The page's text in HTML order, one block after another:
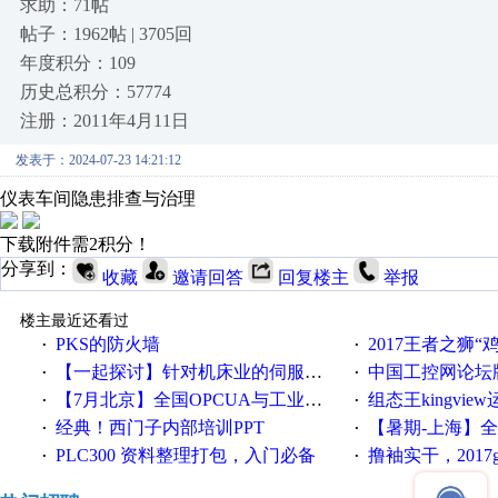
求助：71帖
帖子：1962帖 | 3705回
年度积分：109
历史总积分：57774
注册：2011年4月11日
发表于：2024-07-23 14:21:12
仪表车间隐患排查与治理
下载附件需2积分！
分享到：
收藏 邀请回答 回复楼主 举报
楼主最近还看过
· PKS的防火墙 · 2017王者之狮“鸡”情签到
· 【一起探讨】针对机床业的伺服系统发展，您的期望是什么？ · 中国工控网论坛版
· 【7月北京】全国OPCUA与工业互联技术培训班通知！ · 组态王kingview
· 经典！西门子内部培训PPT · 【暑期-上海】全国工业
· PLC300 资料整理打包，入门必备 · 撸袖实干，2017gongkong®第